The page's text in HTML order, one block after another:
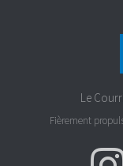
Le
Fièrement